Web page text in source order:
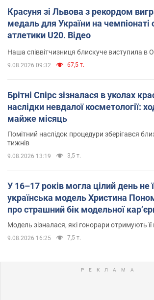
Красуня зі Львова з рекордом
медаль для України на чемпіонаті
атлетики U20. Відео
Наша співвітчизниця блискуче виступила в
9.08.2026 09:32 67,5 т.
Брітні Спірс зізналася в уколах
наслідки невдалої косметології:
майже місяць
Помітний наслідок процедури зберігався
тижнів
9.08.2026 13:19 3,5 т.
У 16–17 років могла цілий день не
українська модель Христина
про страшний бік модельної
Модель зізналася, які гонорари отримують її
9.08.2026 16:25 7,5 т.